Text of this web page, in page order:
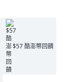
$57 酷澎幣回饋